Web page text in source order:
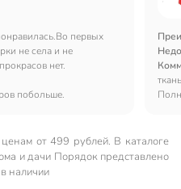
первых
не села и не
нет.
побольше.
от 499 рублей. В каталоге
и дачи Порядок представлено
наличии